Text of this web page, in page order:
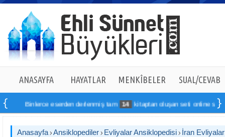
ANASAYFA HAYATLAR MENKÎBELER SUAL/CEVAB
Binlerce eserden derlenmiş tam 14 kitaptan oluşan seti online sipariş
Anasayfa Ansiklopediler Evliyalar Ansiklopedisi İran